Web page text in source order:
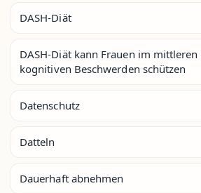
DASH-Diät
DASH-Diät kann Frauen im
kognitiven Beschwerden schützen
Datenschutz
Datteln
Dauerhaft abnehmen